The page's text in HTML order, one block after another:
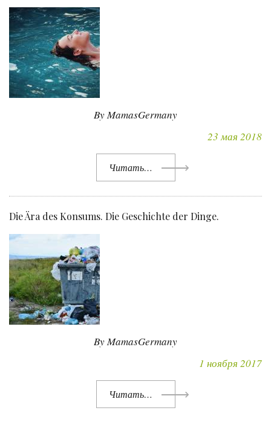
By MamasGermany
23 мая 2018
Читать…
Die Ära des Konsums. Die Geschichte der Dinge.
By MamasGermany
1 ноября 2017
Читать…